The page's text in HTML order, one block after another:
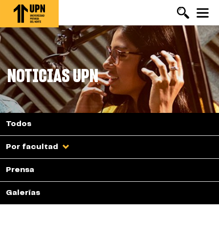
Pasar
contenido
principal
NOTICIAS UPN
Todos
Por facultad
Prensa
Galerías